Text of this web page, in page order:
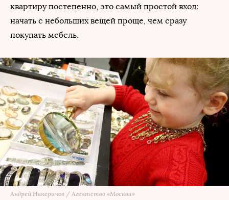
квартиру постепенно, это самый простой вход:
начать с небольших вещей проще, чем сразу
покупать мебель.
Андрей Никеричев / Агентство «Москва»